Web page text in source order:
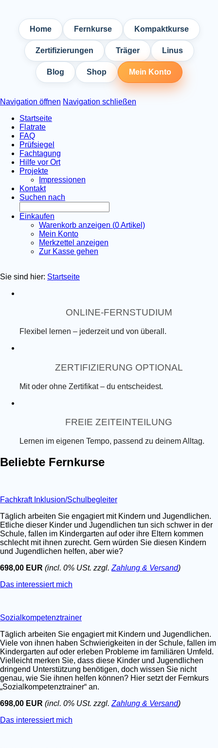
Home Fernkurse Kompaktkurse
Zertifizierungen Träger Linus
Blog Shop Mein Konto
Navigation öffnen Navigation schließen
Startseite
Flatrate
FAQ
Prüfsiegel
Fachtagung
Hilfe vor Ort
Projekte
Impressionen
Kontakt
Suchen nach
Einkaufen
Warenkorb anzeigen (0Artikel)
Mein Konto
Merkzettel anzeigen
Zur Kasse gehen
Sie sind hier: Startseite
ONLINE-FERNSTUDIUM
Flexibel lernen – jederzeit und von überall.
ZERTIFIZIERUNG OPTIONAL
Mit oder ohne Zertifikat – du entscheidest.
FREIE ZEITEINTEILUNG
Lernen im eigenen Tempo, passend zu deinem Alltag.
Beliebte Fernkurse
Fachkraft Inklusion/Schulbegleiter
Täglich arbeiten Sie engagiert mit Kindern und Jugendlichen.
Etliche dieser Kinder und Jugendlichen tun sich schwer in der
Schule, fallen im Kindergarten auf oder ihre Eltern kommen
schlecht mit ihnen zurecht. Gern würden Sie diesen Kindern
und Jugendlichen helfen, aber wie?
698,00 EUR (incl. 0% USt. zzgl. Zahlung & Versand)
Das interessiert mich
Sozialkompetenztrainer
Täglich arbeiten Sie engagiert mit Kindern und Jugendlichen.
Viele von ihnen haben Schwierigkeiten in der Schule, fallen im
Kindergarten auf oder erleben Probleme im familiären Umfeld.
Vielleicht merken Sie, dass diese Kinder und Jugendlichen
dringend Unterstützung benötigen, doch wissen Sie nicht
genau, wie Sie ihnen helfen können? Hier setzt der Fernkurs
„Sozialkompetenztrainer“ an.
698,00 EUR (incl. 0% USt. zzgl. Zahlung & Versand)
Das interessiert mich